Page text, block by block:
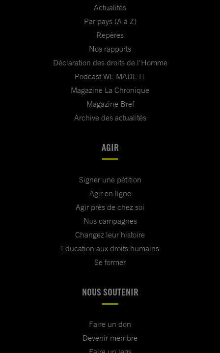
Actualités
Par pays (A à Z)
Repères
Nos rapports
Déclaration des droits de l'Homme
Podcast WE MADE IT
Magazine La Chronique
Magazine Bref
Archive des actualités
AGIR
Signer une pétition
Agir en ligne
Agir près de chez soi
Nos campagnes
Changez leur histoire
Education aux droits humains
Se former
NOUS SOUTENIR
Faire un don
Devenir membre